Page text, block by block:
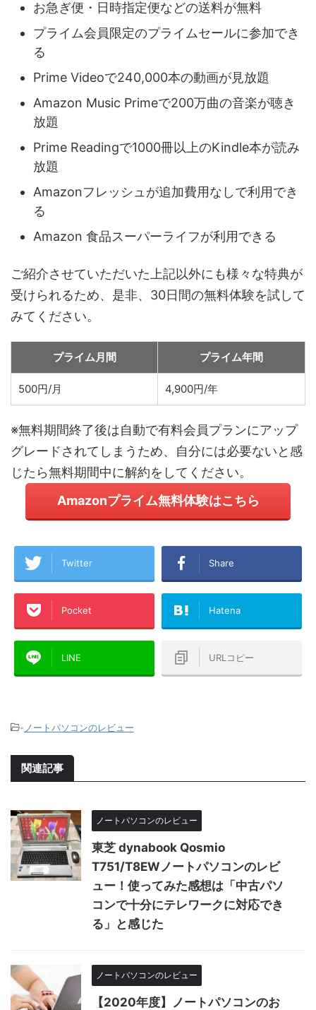
お急ぎ便・日時指定便などの送料が無料
プライム会員限定のプライムセールに参加でき
る
Prime Videoで240,000本の動画が見放題
Amazon Music Primeで200万曲の音楽が聴き
放題
Prime Readingで1000冊以上のKindle本が読み
放題
Amazonフレッシュが追加費用なしで利用でき
る
Amazon 食品スーパーライフが利用できる
ご紹介させていただいた上記以外にも様々な特典が
受けられるため、是非、30日間の無料体験を試して
みてください。
プライム月間 プライム年間
500円/月 4,900円/年
※無料期間終了後は自動で有料会員プランにアップ
グレードされてしまうため、自分には必要ないと感
じたら無料期間中に解約をしてください。
Amazonプライム無料体験はこちら
Twitter Share
Pocket Hatena
LINE URLコピー
- ノートパソコンのレビュー
関連記事
ノートパソコンのレビュー
東芝 dynabook Qosmio
T751/T8EWノートパソコンのレビ
ュー！使ってみた感想は「中古パソ
コンで十分にテレワークに対応でき
る」と感じた
ノートパソコンのレビュー
【2020年度】ノートパソコンのお